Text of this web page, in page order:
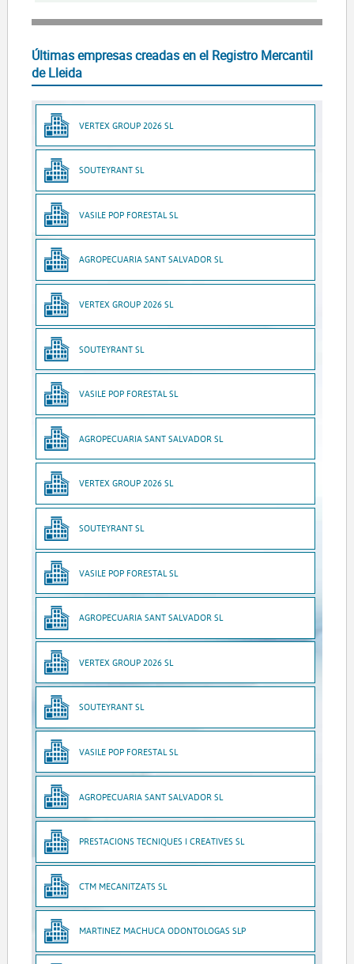
Últimas empresas creadas en el Registro Mercantil
de Lleida
VERTEX GROUP 2026 SL
SOUTEYRANT SL
VASILE POP FORESTAL SL
AGROPECUARIA SANT SALVADOR SL
VERTEX GROUP 2026 SL
SOUTEYRANT SL
VASILE POP FORESTAL SL
AGROPECUARIA SANT SALVADOR SL
VERTEX GROUP 2026 SL
SOUTEYRANT SL
VASILE POP FORESTAL SL
AGROPECUARIA SANT SALVADOR SL
VERTEX GROUP 2026 SL
SOUTEYRANT SL
VASILE POP FORESTAL SL
AGROPECUARIA SANT SALVADOR SL
PRESTACIONS TECNIQUES I CREATIVES SL
CTM MECANITZATS SL
MARTINEZ MACHUCA ODONTOLOGAS SLP